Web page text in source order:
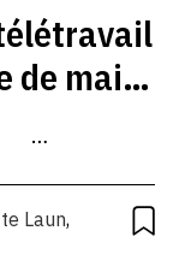
de main-
Laun,